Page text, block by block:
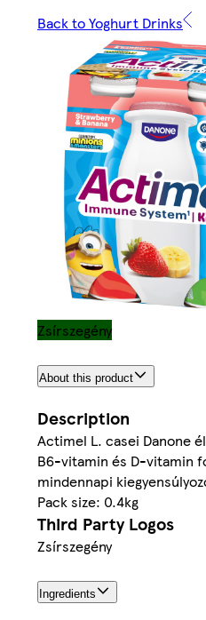
Back to Yoghurt Drinks
Zsírszegény
About this product
Description
Actimel L. casei Danone
B6-vitamin és D-vitamin
mindennapi
Pack size: 0.4kg
Third Party Logos
Zsírszegény
Ingredients